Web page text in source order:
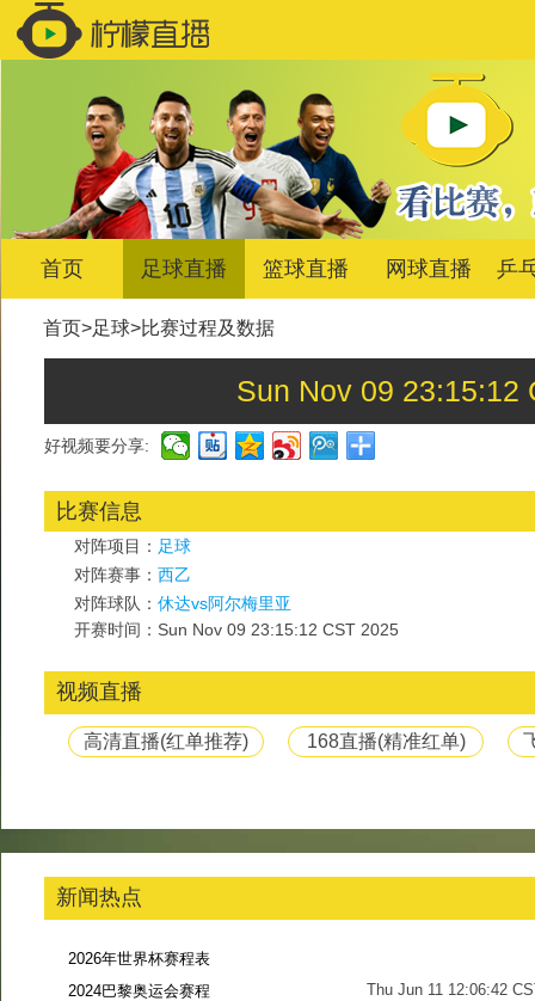
首页 足球直播 篮球直播 网球直播 乒
首页>足球>比赛过程及数据
Sun Nov 09 23:15:12
好视频要分享:
比赛信息
对阵项目： 足球
对阵赛事： 西乙
对阵球队： 休达vs阿尔梅里亚
开赛时间：Sun Nov 09 23:15:12 CST 2025
视频直播
高清直播(红单推荐) 168直播(精准红单)
新闻热点
2026年世界杯赛程表
Thu Jun 11 12:06:42
2024巴黎奥运会赛程